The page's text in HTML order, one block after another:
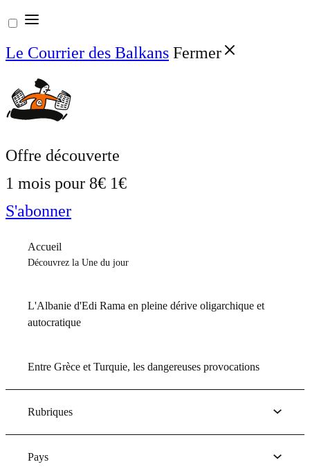
Aller
au
contenu
Le Courrier des Balkans Fermer
Offre découverte
1 mois pour 8€ 1€
S'abonner
Accueil
Découvrez la Une du jour
L'Albanie d'Edi Rama en pleine dérive oligarchique et
autocratique
Entre Grèce et Turquie, les dangereuses provocations
Rubriques
Pays